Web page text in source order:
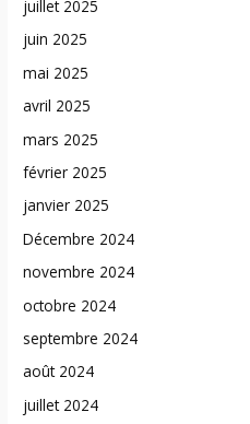
juillet 2025
juin 2025
mai 2025
avril 2025
mars 2025
février 2025
janvier 2025
Décembre 2024
novembre 2024
octobre 2024
septembre 2024
août 2024
juillet 2024